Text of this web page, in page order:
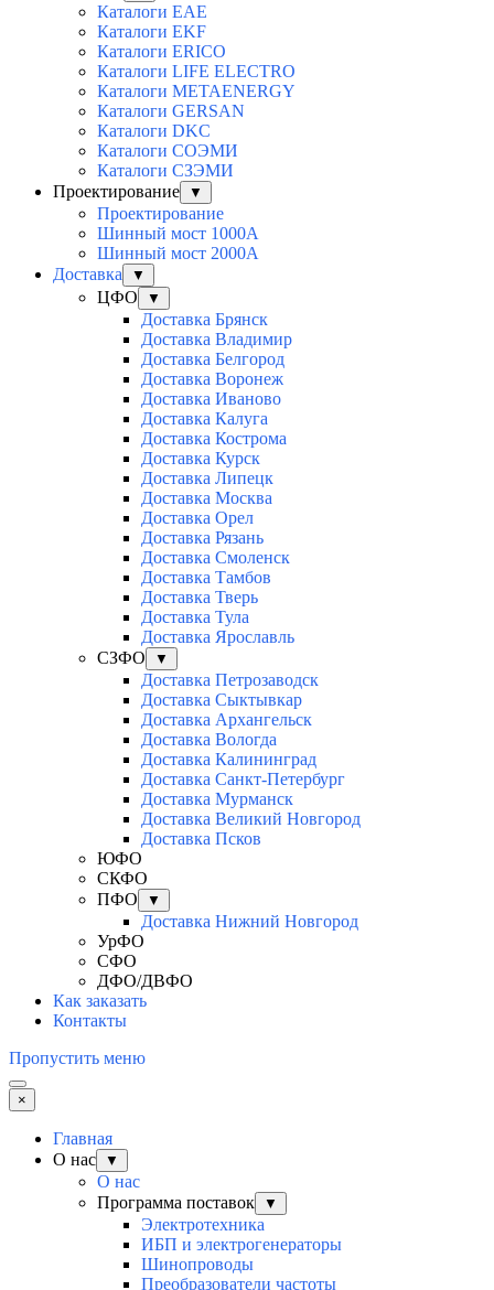
Каталоги EAE
Каталоги EKF
Каталоги ERICO
Каталоги LIFE ELECTRO
Каталоги METAENERGY
Каталоги GERSAN
Каталоги DKC
Каталоги СОЭМИ
Каталоги СЗЭМИ
Проектирование
▼
Проектирование
Шинный мост 1000А
Шинный мост 2000А
Доставка
▼
ЦФО ▼
Доставка Брянск
Доставка Владимир
Доставка Белгород
Доставка Воронеж
Доставка Иваново
Доставка Калуга
Доставка Кострома
Доставка Курск
Доставка Липецк
Доставка Москва
Доставка Орел
Доставка Рязань
Доставка Смоленск
Доставка Тамбов
Доставка Тверь
Доставка Тула
Доставка Ярославль
СЗФО
▼
Доставка Петрозаводск
Доставка Сыктывкар
Доставка Архангельск
Доставка Вологда
Доставка Калининград
Доставка Санкт-Петербург
Доставка Мурманск
Доставка Великий Новгород
Доставка Псков
ЮФО
СКФО
ПФО
▼
Доставка Нижний Новгород
УрФО
СФО
ДФО/ДВФО
Как заказать
Контакты
Пропустить меню
×
Главная
О нас
▼
О нас
Программа поставок
▼
Электротехника
ИБП и электрогенераторы
Шинопроводы
Преобразователи частоты